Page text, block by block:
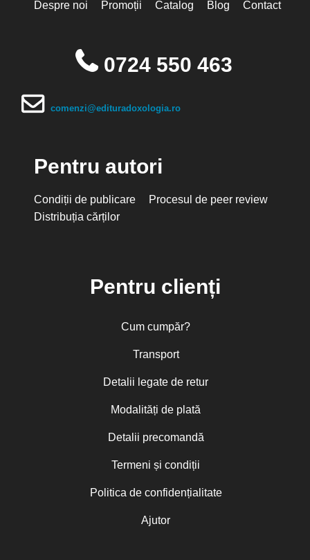
Despre noi Promoții Catalog Blog Contact
0724 550 463
comenzi@edituradoxologia.ro
Pentru autori
Condiții de publicare
Procesul de peer review
Distribuția cărților
Pentru clienți
Cum cumpăr?
Transport
Detalii legate de retur
Modalități de plată
Detalii precomandă
Termeni și condiții
Politica de confidențialitate
Ajutor